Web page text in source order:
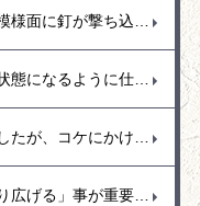
サイデイング外壁のクリア仕上げは模様面に釘が撃ち込まれていることもあり、その釘頭が壁色にタッチアップされて変色しているので、その部分は予め補修して埋めておくかクリア仕上げした後に補修するか悩みますが、実際には最終的に透明を塗ると外壁の色も少し濃くなるなど変化するので先に色を調合してタッチアップ塗りをするのは難しいのではと思います。
コーキング目地も同じで、きれいな状態になるように仕上げています。きれいな表面に仕上げるにはコーキングの癖「コーキングを出してからどのくらいで表面が乾いてくるのか？コーキング打設後に目地のマスキングテープはどのタイミングで取ったらいいのか。全ては早め早めに処理することが大事でコーキングをコントロールするには相当難しいのですが、今までの経験を生かしてどの季節でもきれいに仕上がるように調整して作業しています。
コケの除去剤を実際に使用してみましたが、コケにかけてすぐに枯れるというものではなく数日間かけてゆっくり効いてくるみたいです。また、コケ以外にもカビの発生の多いので、塀など高圧洗浄で洗えるなら洗い流した方が早いと感じました。
塗装仕上げの基本は「速く均等に塗り広げる」事が重要で、樋の部分では繋ぎ目までを通しで塗り広げることで艶も均等な仕上がりとなるので、途中で手を止めないように気を付けて仕上げています。